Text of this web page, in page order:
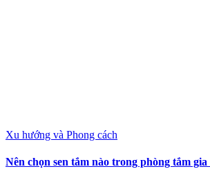
Xu hướng và Phong cách
Nên chọn sen tắm nào trong phòng tắm gia